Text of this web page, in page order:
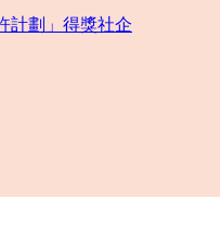
計劃」得獎社企